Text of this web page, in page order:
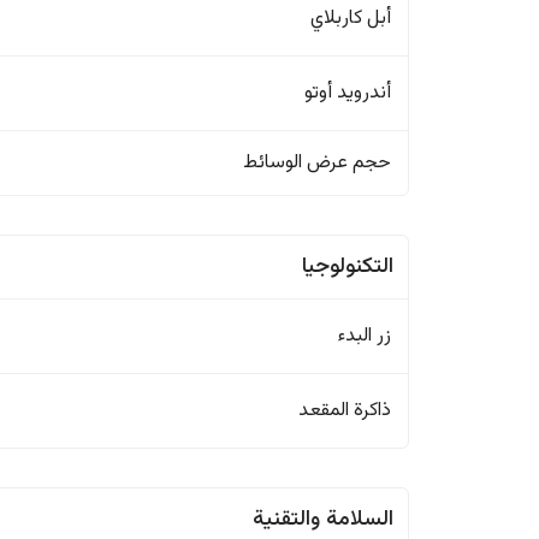
أبل كاربلاي
أندرويد أوتو
حجم عرض الوسائط
التكنولوجيا
زر البدء
ذاكرة المقعد
السلامة والتقنية